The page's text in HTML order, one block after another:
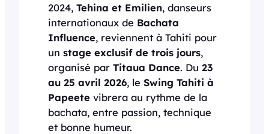
2024, Tehina et Emilien, danseurs
internationaux de Bachata
Influence, reviennent à Tahiti pour
un stage exclusif de trois jours,
organisé par Titaua Dance. Du 23
au 25 avril 2026, le Swing Tahiti à
Papeete vibrera au rythme de la
bachata, entre passion, technique
et bonne humeur.